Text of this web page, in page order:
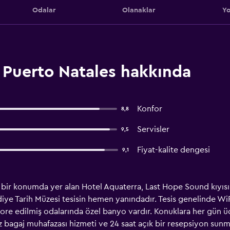
Odalar Olanaklar
Natales hakkında
8,8 Konfor
9,5 Servisler
9,1 Fiyat-kalite dengesi
konumda yer alan Hotel Aquaterra, Last Hope Sound
Tarih Müzesi tesisin hemen yanındadır. Tesis genelinde
edilmiş odalarında özel banyo vardır. Konuklara her gün
muhafazası hizmeti ve 24 saat açık bir resepsiyon